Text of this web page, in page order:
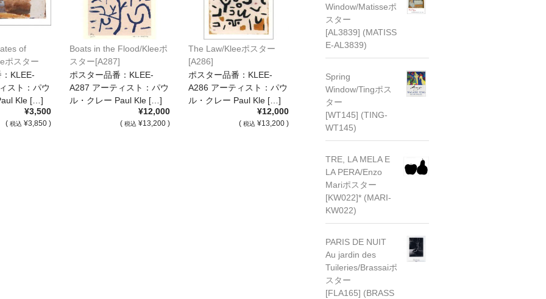
of
ポスター
KLEE-
スト：パウ
Kle […]
¥3,500
( 税込 ¥3,850 )
Boats in the Flood/Kleeポ
スター[A287]
ポスター品番：KLEE-
A287 アーティスト：パウ
ル・クレー Paul Kle […]
¥12,000
( 税込 ¥13,200 )
The Law/Kleeポスター
[A286]
ポスター品番：KLEE-
A286 アーティスト：パウ
ル・クレー Paul Kle […]
¥12,000
( 税込 ¥13,200 )
Window/Matisseポ
スター
[AL3839] (MATISS
E-AL3839)
Spring
Window/Tingポス
ター
[WT145] (TING-
WT145)
TRE, LA MELA E
LA PERA/Enzo
Mariポスター
[KW022]* (MARI-
KW022)
PARIS DE NUIT
Au jardin des
Tuileries/Brassaiポ
スター
[FLA165] (BRASS